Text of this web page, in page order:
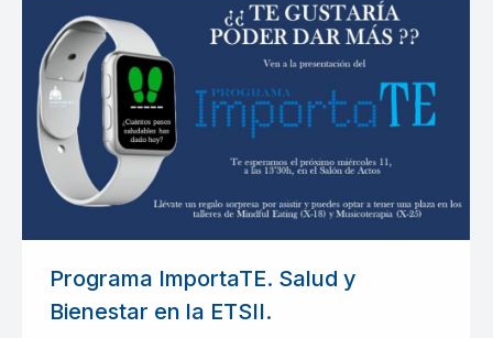
Programa ImportaTE. Salud y
Bienestar en la ETSII.